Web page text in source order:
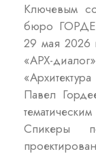
Ключевым
бюро
29 мая 2026
«АРХ-
Павел
Спикеры